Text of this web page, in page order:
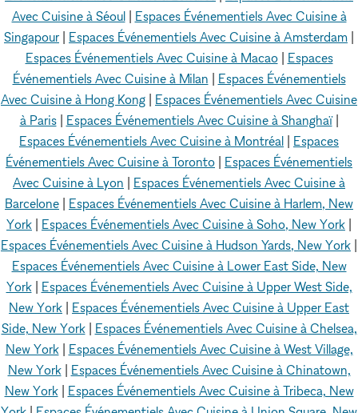
Avec Cuisine à Séoul| Espaces Événementiels Avec Cuisine à
Singapour
Espaces Événementiels Avec Cuisine à Amsterdam
Espaces Événementiels Avec Cuisine à Macao| Espaces
Événementiels Avec Cuisine à Milan
Espaces Événementiels
Avec Cuisine à Hong Kong
Espaces Événementiels Avec Cuisine
à Paris| Espaces Événementiels Avec Cuisine à Shanghaï|
Espaces Événementiels Avec Cuisine à Montréal
Espaces
Événementiels Avec Cuisine à Toronto
Espaces Événementiels
Avec Cuisine à Lyon
Espaces Événementiels Avec Cuisine à
Barcelone
Espaces Événementiels Avec Cuisine à Harlem, New
York
Espaces Événementiels Avec Cuisine à Soho, New York
Espaces Événementiels Avec Cuisine à Hudson Yards, New York
Espaces Événementiels Avec Cuisine à Lower East Side, New
York| Espaces Événementiels Avec Cuisine à Upper West Side,
New York
Espaces Événementiels Avec Cuisine à Upper East
Side, New York| Espaces Événementiels Avec Cuisine à Chelsea,
New York| Espaces Événementiels Avec Cuisine à West Village,
New York| Espaces Événementiels Avec Cuisine à Chinatown,
New York| Espaces Événementiels Avec Cuisine à Tribeca, New